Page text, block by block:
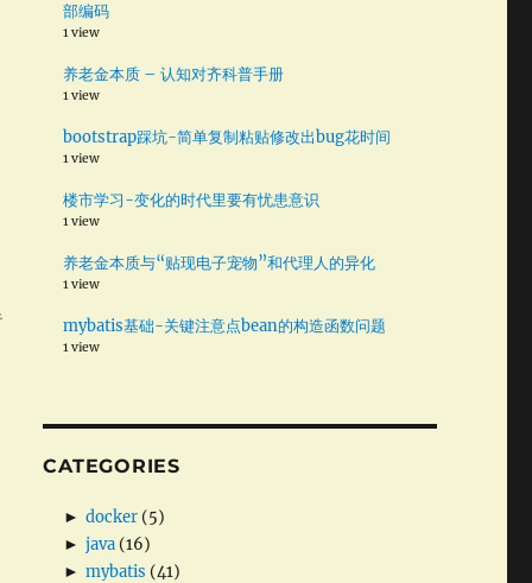
部编码
1 view
养老金本质 – 认知对齐科普手册
1 view
bootstrap踩坑-简单复制粘贴修改出bug花时间
1 view
楼市学习-变化的时代里要有忧患意识
1 view
养老金本质与“贴现电子宠物”和代理人的异化
1 view
mybatis基础-关键注意点bean的构造函数问题
1 view
CATEGORIES
► docker(5)
► java(16)
► mybatis (41)